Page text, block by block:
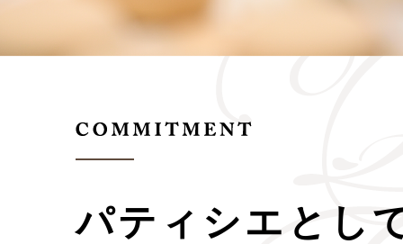
パティシエとし